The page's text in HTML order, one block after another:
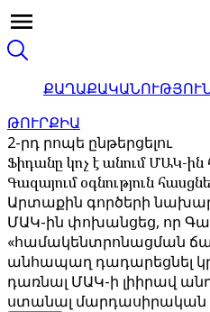
ԹՈՒՐՔԻԱ
2-րդ րոպե ընթերցելու
Ֆիդանը կոչ է անում ՄԱԿ-
Գազայում օգնություն
Արտաքին գործերի
ՄԱԿ-ին փոխանցեց, որ
«համակենտրոնացման
անհապաղ դադարեցնել
դառնալ ՄԱԿ-ի լիիրավ
ստանալ մարդասիրական